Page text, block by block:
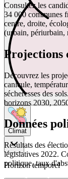
Climat
Horizon temporel
Consultez les
34 000 communes
centre, droite,
(urbain, périurbain,
Projections
Découvrez les
canicule,
sécheresses des
horizons 2030,
Données
Résultats des
législatives 2022.
politique, taux